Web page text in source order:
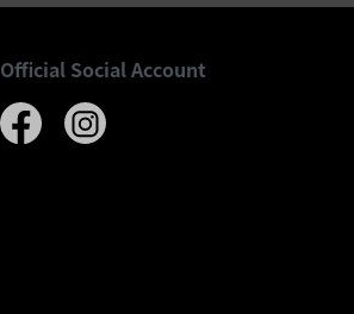
Official Social Account